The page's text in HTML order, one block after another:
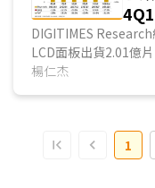
比，則多數應用別出
訂單無法出貨，經過1
及平板電腦應用分別
小尺寸LCD出貨量年
2020年第1季因智
下滑，台灣三大面板
機用面板佔整體中小
應用中最小，TV面板
均價相對2018年同期
損主因，第3季台廠
少。另外，第3季台
減產或停產動作，以
LCD面板供給過剩情
季
DIGITIMES Research統計2019年第3季台廠中小尺寸TFT
LCD面板出貨2.01億
期第4季出貨量將季
型手機出貨將受中美
將季減。
2019年第3季，台
楊仁杰
1